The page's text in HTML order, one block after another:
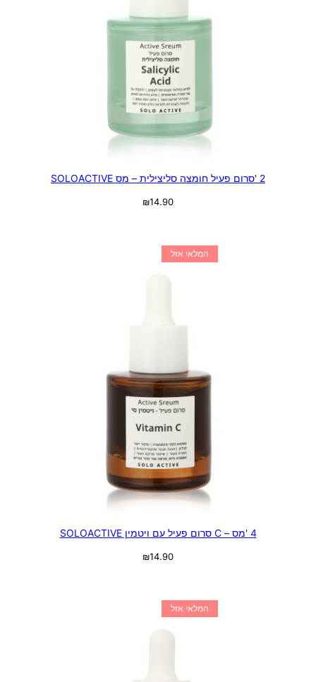
2 'סרום פעיל חומצה סליצילית – מס SOLOACTIVE
₪14.90
המלאי אזל
4 'מס – C סרום פעיל עם ויטמין SOLOACTIVE
₪14.90
המלאי אזל